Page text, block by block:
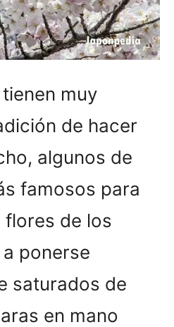
muy
de hacer
algunos de
famosos para
de los
ponerse
saturados de
en mano